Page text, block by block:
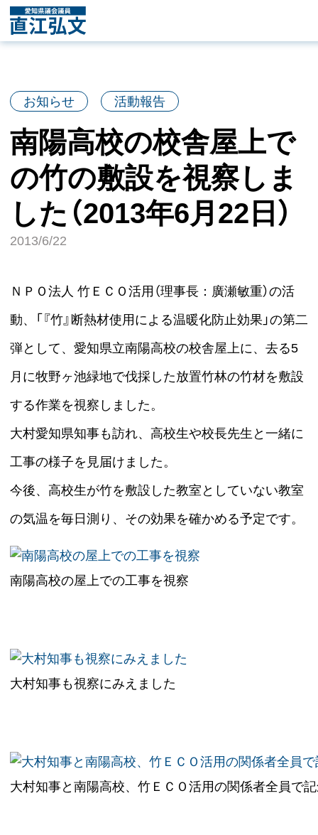
お知らせ 活動報告
南陽高校の校舎屋上で
の竹の敷設を視察しま
した（2013年6月22日）
2013/6/22
ＮＰＯ法人 竹ＥＣＯ活用（理事長：廣瀬敏重）の活
動、「『竹』断熱材使用による温暖化防止効果」の第二
弾として、愛知県立南陽高校の校舎屋上に、去る5
月に牧野ヶ池緑地で伐採した放置竹林の竹材を敷設
する作業を視察しました。
大村愛知県知事も訪れ、高校生や校長先生と一緒に
工事の様子を見届けました。
今後、高校生が竹を敷設した教室としていない教室
の気温を毎日測り、その効果を確かめる予定です。
南陽高校の屋上での工事を視察
大村知事も視察にみえました
大村知事と南陽高校、竹ＥＣＯ活用の関係者全員で